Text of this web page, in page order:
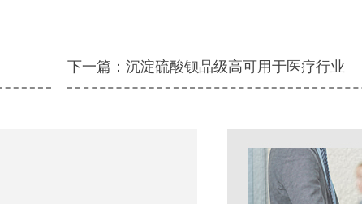
下一篇： 沉淀硫酸钡品级高可用于医疗行业